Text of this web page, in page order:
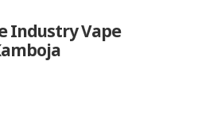
Industry Vape